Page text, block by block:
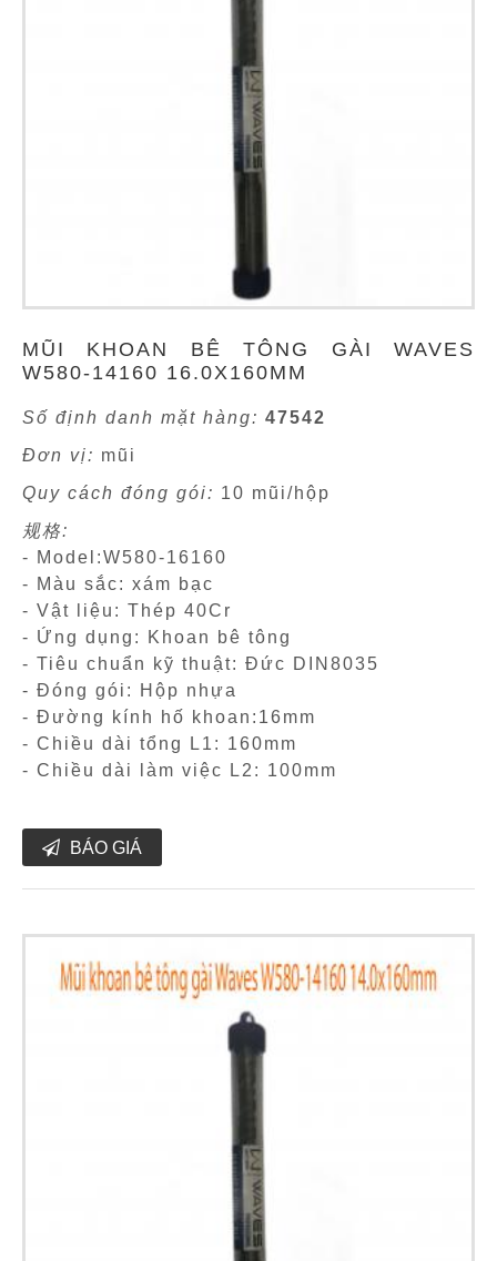
MŨI KHOAN BÊ TÔNG GÀI WAVES
W580-14160 16.0X160MM
Số định danh mặt hàng: 47542
Đơn vị: mũi
Quy cách đóng gói: 10 mũi/hộp
规格:
- Model:W580-16160
- Màu sắc: xám bạc
- Vật liệu: Thép 40Cr
- Ứng dụng: Khoan bê tông
- Tiêu chuẩn kỹ thuật: Đức DIN8035
- Đóng gói: Hộp nhựa
- Đường kính hố khoan:16mm
- Chiều dài tổng L1: 160mm
- Chiều dài làm việc L2: 100mm
BÁO GIÁ